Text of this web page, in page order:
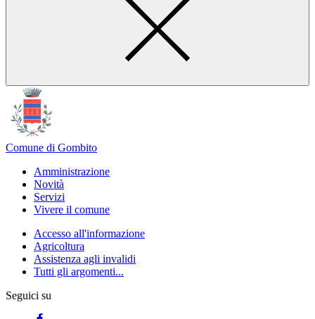
Comune di Gombito
Amministrazione
Novità
Servizi
Vivere il comune
Accesso all'informazione
Agricoltura
Assistenza agli invalidi
Tutti gli argomenti...
Seguici su